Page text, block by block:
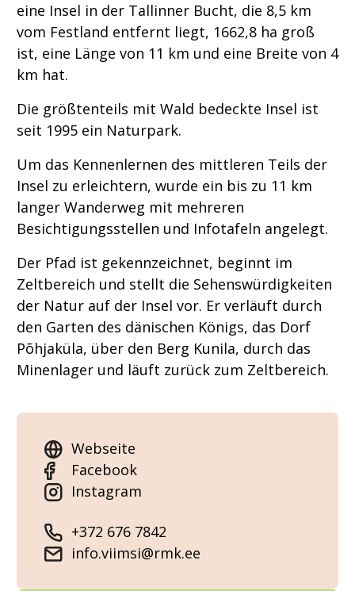
eine Insel in der Tallinner Bucht, die 8,5 km
vom Festland entfernt liegt, 1662,8 ha groß
ist, eine Länge von 11 km und eine Breite von 4
km hat.
Die größtenteils mit Wald bedeckte Insel ist
seit 1995 ein Naturpark.
Um das Kennenlernen des mittleren Teils der
Insel zu erleichtern, wurde ein bis zu 11 km
langer Wanderweg mit mehreren
Besichtigungsstellen und Infotafeln angelegt.
Der Pfad ist gekennzeichnet, beginnt im
Zeltbereich und stellt die Sehenswürdigkeiten
der Natur auf der Insel vor. Er verläuft durch
den Garten des dänischen Königs, das Dorf
Põhjaküla, über den Berg Kunila, durch das
Minenlager und läuft zurück zum Zeltbereich.
Webseite
Facebook
Instagram
+372 676 7842
info.viimsi@rmk.ee